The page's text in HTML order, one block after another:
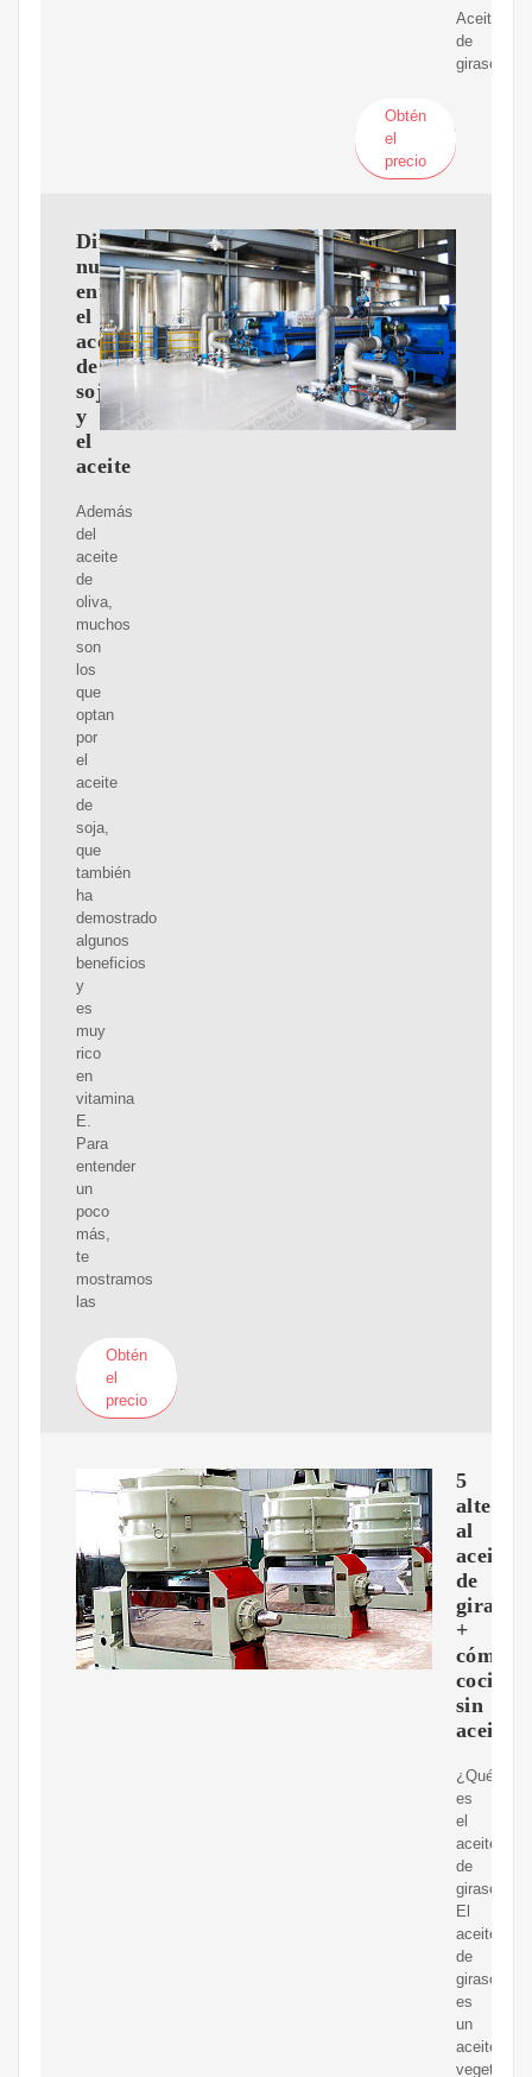
Aceite
de
girasol.
Obtén
el
precio
Diferencias
nutricionales
entre
el
aceite
de
soja
y
el
aceite
Además
del
aceite
de
oliva,
muchos
son
los
que
optan
por
el
aceite
de
soja,
que
también
ha
demostrado
algunos
beneficios
y
es
muy
rico
en
vitamina
E.
Para
entender
un
poco
más,
te
mostramos
las
Obtén
el
precio
5
al
aceite
de
girasol
+
cómo
cocinar
sin
aceite
¿Qué
es
el
aceite
de
girasol?
El
aceite
de
girasol
es
un
aceite
vegetal